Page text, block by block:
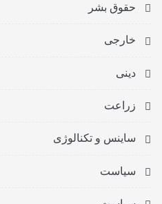
حقوق بشر
خارجی
دینی
زراعت
ساینس و تکنالوژی
سیاست